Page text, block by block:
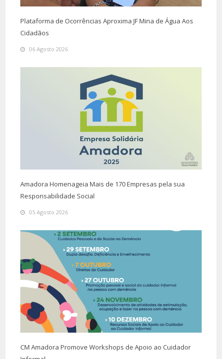
Plataforma de Ocorrências Aproxima JF Mina de Água Aos
Cidadãos
06 Agosto 2026
Amadora Homenageia Mais de 170 Empresas pela sua
Responsabilidade Social
05 Agosto 2026
CM Amadora Promove Workshops de Apoio ao Cuidador